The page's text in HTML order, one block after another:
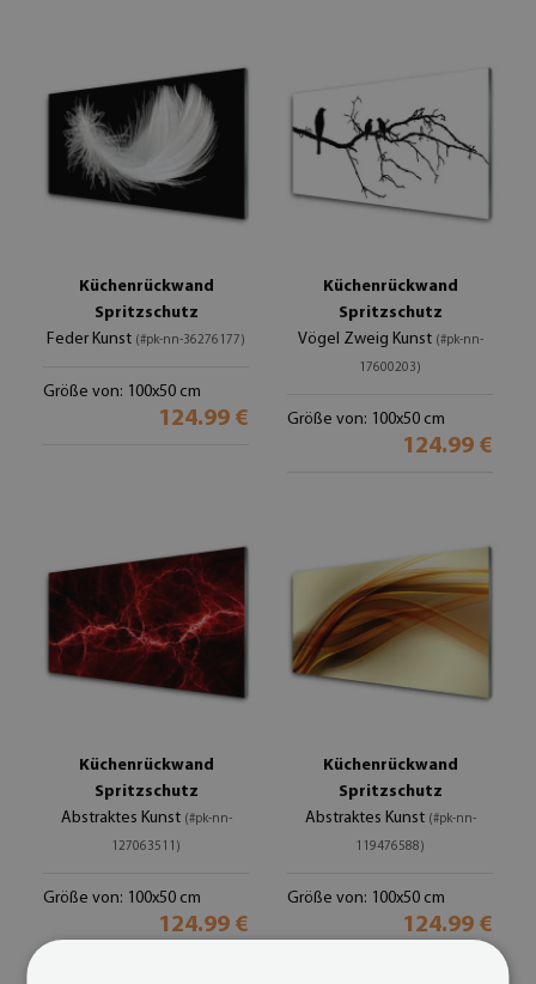
Küchenrückwand
Spritzschutz
Feder Kunst (#pk-nn-36276177)
Größe von: 100x50 cm
124.99 €
Küchenrückwand
Spritzschutz
Vögel Zweig Kunst (#pk-nn-
17600203)
Größe von: 100x50 cm
124.99 €
Küchenrückwand
Spritzschutz
Abstraktes Kunst (#pk-nn-
127063511)
Größe von: 100x50 cm
124.99 €
Küchenrückwand
Spritzschutz
Abstraktes Kunst (#pk-nn-
119476588)
Größe von: 100x50 cm
124.99 €